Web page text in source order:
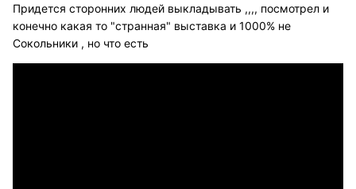
Придется сторонних людей выкладывать ,,,, посмотрел и
конечно какая то "странная" выставка и 1000% не
Сокольники , но что есть